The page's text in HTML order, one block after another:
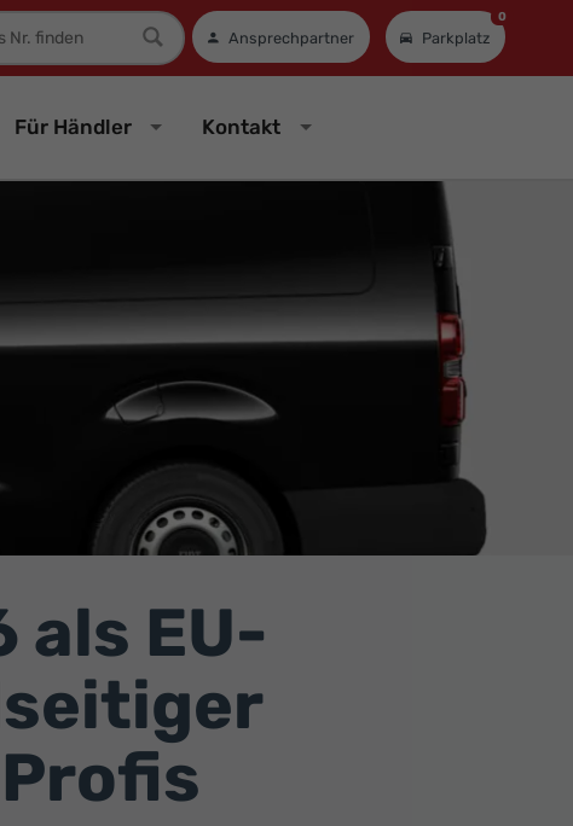
Ansprechpartner Parkplatz
0
Für Händler Kontakt
als EU-